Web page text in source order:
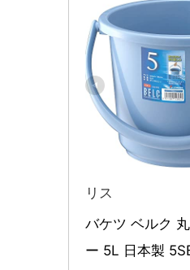
リス
バケツ ベルク
ー 5L 日本製